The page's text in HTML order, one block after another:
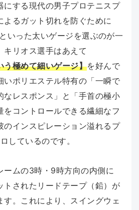
にする現代の男子プロテニスプ
よるガット切れを防ぐために
いった太いゲージを選ぶのが一
キリオス選手はあえて
極めて細いゲージ】を好んで
いポリエステル特有の「一瞬で
なレスポンス」と「手首の極小
をコントロールできる繊細なフ
のインスピレーション溢れるプ
しているのです。
ームの3時・9時方向の内側に
トされたリードテープ（鉛）が
す。これにより、スイングウェ